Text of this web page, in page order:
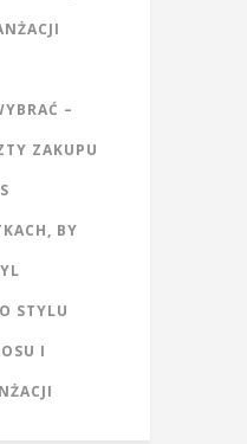
–
ZAKUPU
BY
STYLU
I